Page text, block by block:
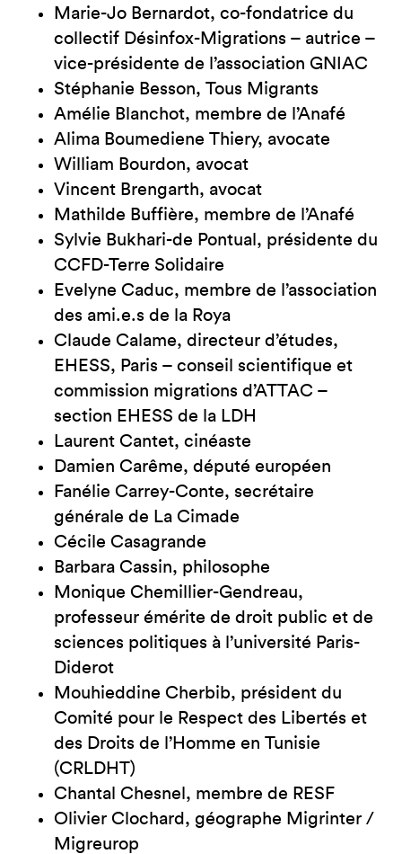
Marie-Jo Bernardot, co-fondatrice du
collectif Désinfox-Migrations – autrice –
vice-présidente de l’association GNIAC
Stéphanie Besson, Tous Migrants
Amélie Blanchot, membre de l’Anafé
Alima Boumediene Thiery, avocate
William Bourdon, avocat
Vincent Brengarth, avocat
Mathilde Buffière, membre de l’Anafé
Sylvie Bukhari-de Pontual, présidente du
CCFD-Terre Solidaire
Evelyne Caduc, membre de l’association
des ami.e.s de la Roya
Claude Calame, directeur d’études,
EHESS, Paris – conseil scientifique et
commission migrations d’ATTAC –
section EHESS de la LDH
Laurent Cantet, cinéaste
Damien Carême, député européen
Fanélie Carrey-Conte, secrétaire
générale de La Cimade
Cécile Casagrande
Barbara Cassin, philosophe
Monique Chemillier-Gendreau,
professeur émérite de droit public et de
sciences politiques à l’université Paris-
Diderot
Mouhieddine Cherbib, président du
Comité pour le Respect des Libertés et
des Droits de l’Homme en Tunisie
(CRLDHT)
Chantal Chesnel, membre de RESF
Olivier Clochard, géographe Migrinter /
Migreurop